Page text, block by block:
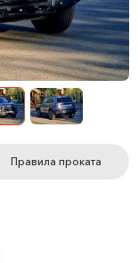
Правила проката